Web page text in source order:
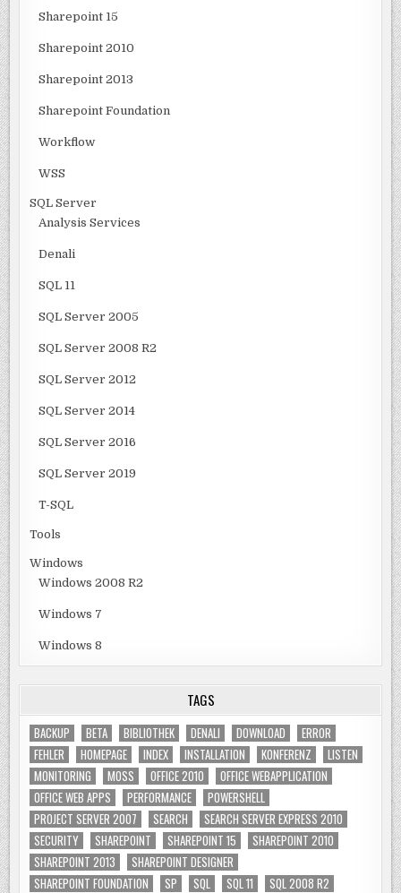
Sharepoint 15
Sharepoint 2010
Sharepoint 2013
Sharepoint Foundation
Workflow
WSS
SQL Server
Analysis Services
Denali
SQL 11
SQL Server 2005
SQL Server 2008 R2
SQL Server 2012
SQL Server 2014
SQL Server 2016
SQL Server 2019
T-SQL
Tools
Windows
Windows 2008 R2
Windows 7
Windows 8
TAGS
BACKUP BETA BIBLIOTHEK DENALI DOWNLOAD
ERROR
FEHLER
HOMEPAGE INDEX INSTALLATION KONFERENZ
LISTEN
MONITORING
MOSS OFFICE 2010
OFFICE WEBAPPLICATION
OFFICE WEB APPS
PERFORMANCE
POWERSHELL
PROJECT SERVER 2007
SEARCH
SEARCH SERVER EXPRESS 2010
SECURITY
SHAREPOINT SHAREPOINT 15
SHAREPOINT 2010
SHAREPOINT 2013
SHAREPOINT DESIGNER
SHAREPOINT FOUNDATION
SP SQL SQL 11
SQL 2008 R2